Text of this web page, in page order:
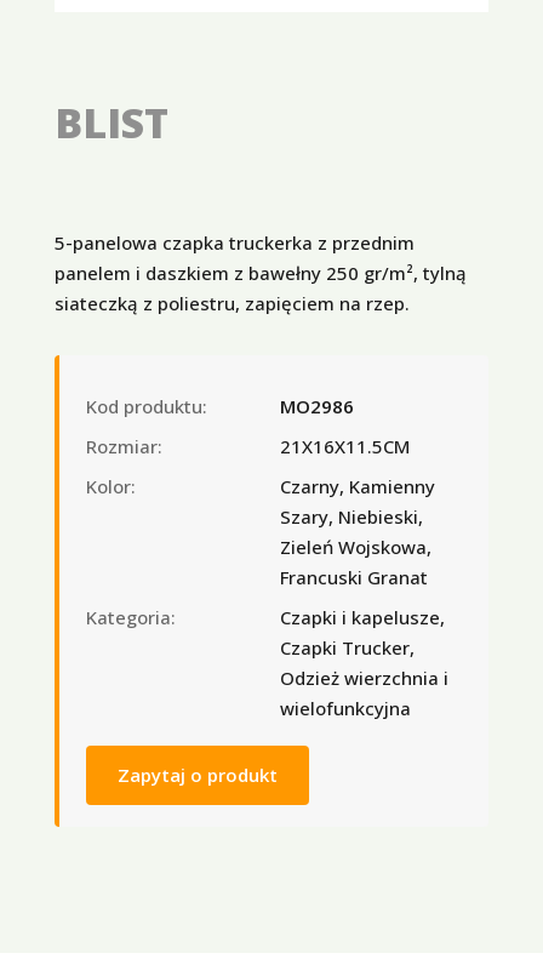
BLIST
5-panelowa czapka truckerka z przednim
panelem i daszkiem z bawełny 250 gr/m², tylną
siateczką z poliestru, zapięciem na rzep.
Kod produktu:
MO2986
Rozmiar:
21X16X11.5CM
Kolor:
Czarny, Kamienny
Szary, Niebieski,
Zieleń Wojskowa,
Francuski Granat
Kategoria:
Czapki i kapelusze,
Czapki Trucker,
Odzież wierzchnia i
wielofunkcyjna
Zapytaj o produkt